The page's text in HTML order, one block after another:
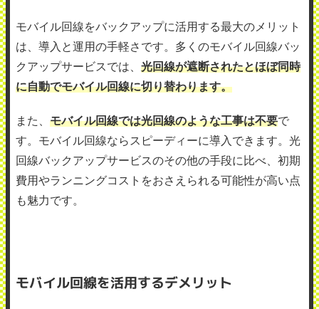
モバイル回線をバックアップに活用する最大のメリット
は、導入と運用の手軽さです。多くのモバイル回線バッ
クアップサービスでは、 光回線が遮断されたとほぼ同時
に自動でモバイル回線に切り替わります。
また、 モバイル回線では光回線のような工事は不要で
す。モバイル回線ならスピーディーに導入できます。光
回線バックアップサービスのその他の手段に比べ、初期
費用やランニングコストをおさえられる可能性が高い点
も魅力です。
モバイル回線を活用するデメリット